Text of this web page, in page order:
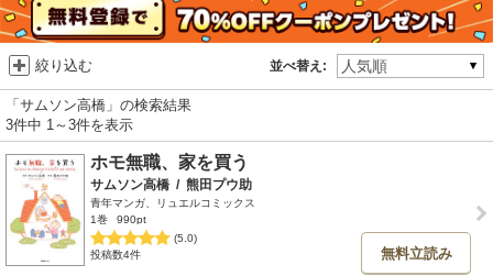
並べ替え:
絞り込む
「サムソン高橋」の検索結果
3件中 1～3件を表示
ホモ無職、家を買う
サムソン高橋 / 熊田プウ助
青年マンガ、リュエルコミックス
1巻
990pt
(5.0)
投稿数4件
無料立読み